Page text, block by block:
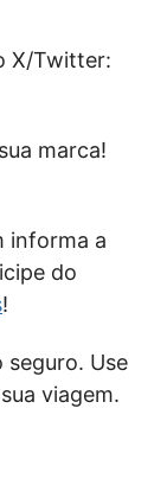
X/Twitter:
marca!
informa a
do
!
seguro. Use
viagem.